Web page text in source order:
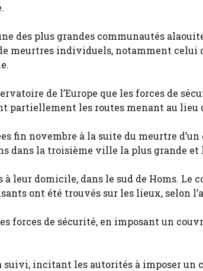
des plus grandes communautés
meurtres individuels, notamment celui
de l’Europe que les forces de
partiellement les routes menant au lieu
fin novembre à la suite du meurtre
dans la troisième ville la plus grande et
leur domicile, dans le sud de Homs. Le
ont été trouvés sur les lieux, selon
forces de sécurité, en imposant un
suivi, incitant les autorités à imposer un